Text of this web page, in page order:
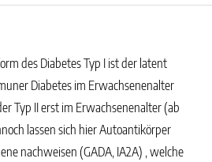
des Diabetes Typ I ist der latent
Diabetes im Erwachsenenalter
Typ II erst im Erwachsenenalter (ab
lassen sich hier Autoantikörper
nachweisen (GADA, IA2A) , welche